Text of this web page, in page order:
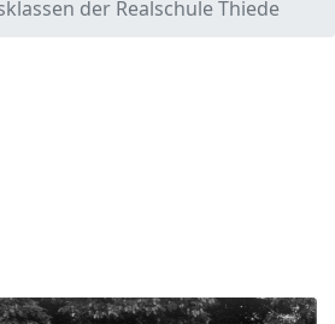
der Realschule Thiede